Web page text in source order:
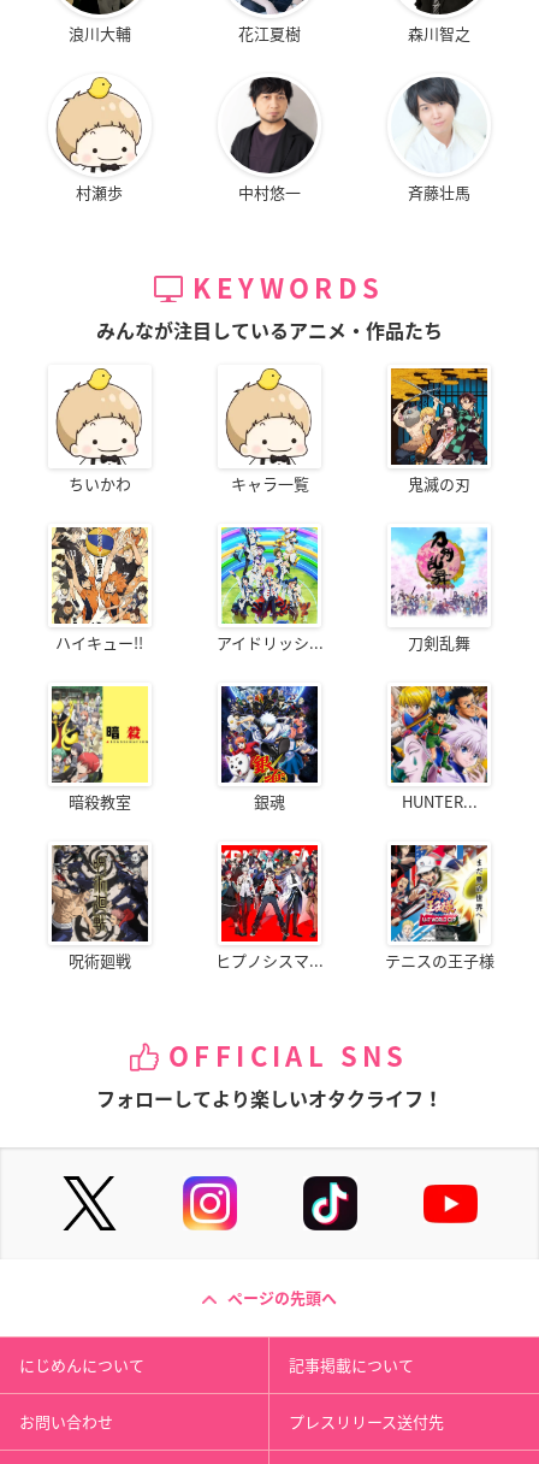
浪川大輔 花江夏樹 森川智之
村瀬歩 中村悠一 斉藤壮馬
KEYWORDS
みんなが注目しているアニメ・作品たち
ちいかわ キャラ一覧 鬼滅の刃
ハイキュー!! アイドリッシ... 刀剣乱舞
暗殺教室 銀魂 HUNTER...
呪術廻戦 ヒプノシスマ... テニスの王子様
OFFICIAL SNS
フォローしてより楽しいオタクライフ！
ページの先頭へ
にじめんについて 記事掲載について
お問い合わせ プレスリリース送付先